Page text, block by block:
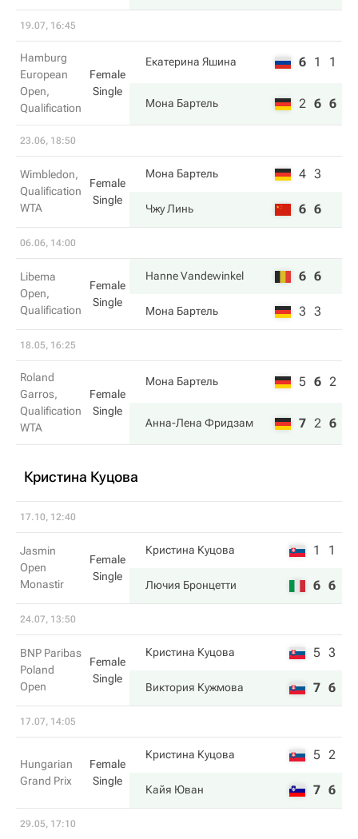
19.07, 16:45
Hamburg
European
Open,
Qualification
Female
Single
Екатерина Яшина 6 1 1
Мона Бартель 2 6 6
23.06, 18:50
Wimbledon,
Qualification
WTA
Female
Single
Мона Бартель 4 3
Чжу Линь 6 6
06.06, 14:00
Libema
Open,
Qualification
Female
Single
Hanne Vandewinkel 6 6
Мона Бартель 3 3
18.05, 16:25
Roland
Garros,
Qualification
WTA
Female
Single
Мона Бартель 5 6 2
Анна-Лена Фридзам 7 2 6
Кристина Куцова
17.10, 12:40
Jasmin
Open
Monastir
Female
Single
Кристина Куцова 1 1
Лючия Бронцетти 6 6
24.07, 13:50
BNP Paribas
Poland
Open
Female
Single
Кристина Куцова 5 3
Виктория Кужмова 7 6
17.07, 14:05
Hungarian
Grand Prix
Female
Single
Кристина Куцова 5 2
Кайя Юван 7 6
29.05, 17:10